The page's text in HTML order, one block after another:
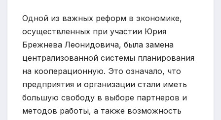
Одной из важных реформ в экономике,
осуществленных при участии Юрия
Брежнева Леонидовича, была замена
централизованной системы планирования
на кооперационную. Это означало, что
предприятия и организации стали иметь
большую свободу в выборе партнеров и
методов работы, а также возможность